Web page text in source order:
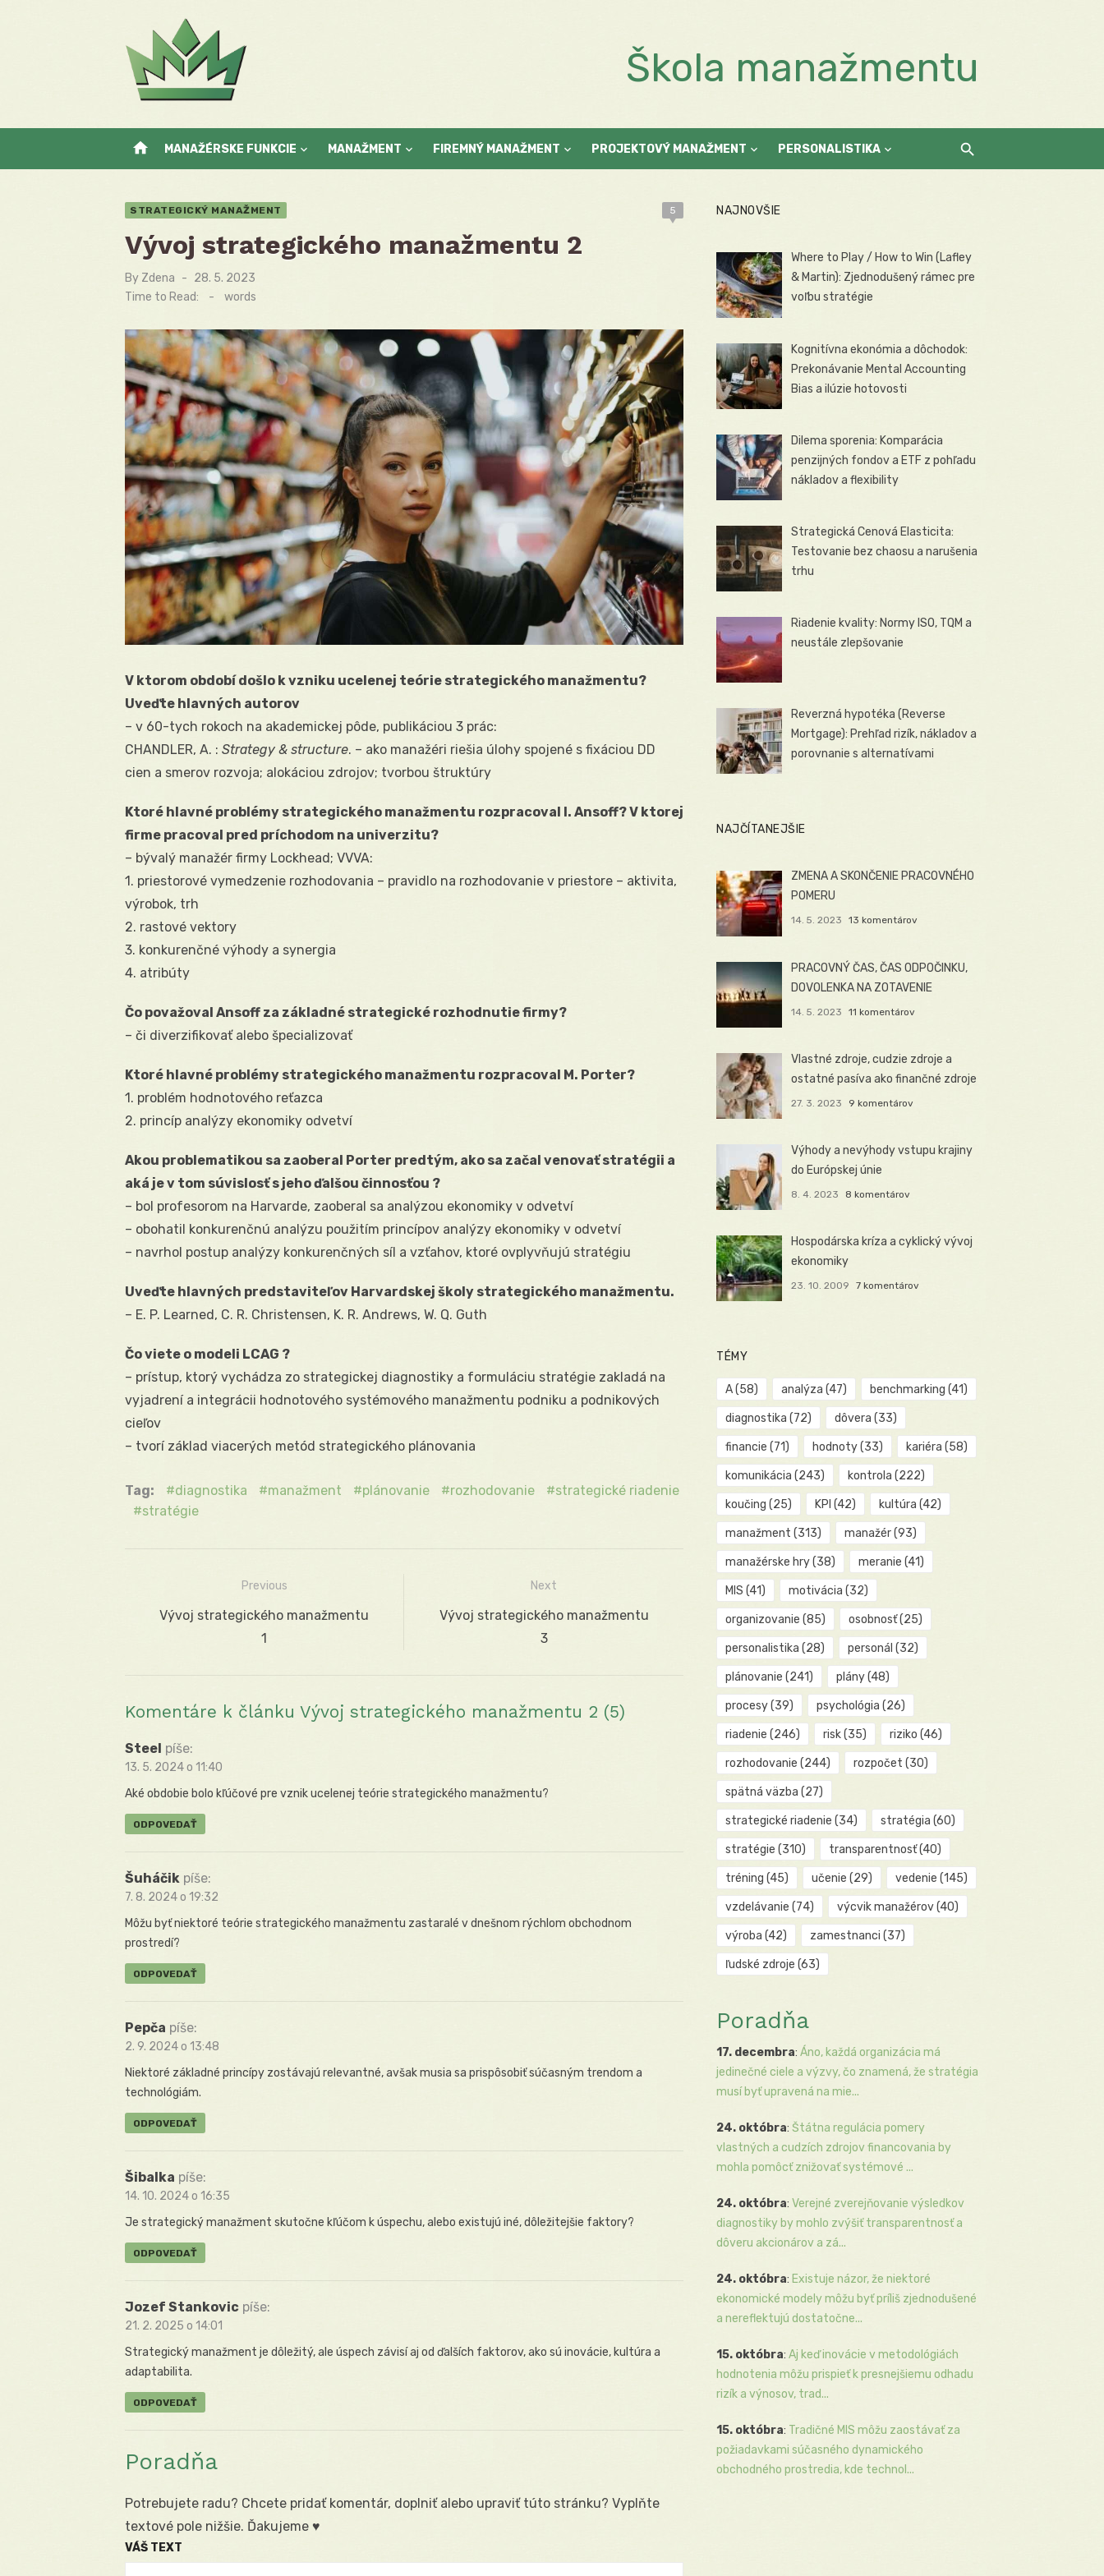
Škola manažmentu
home MANAŽÉRSKE FUNKCIE MANAŽMENT FIREMNÝ MANAŽMENT PROJEKTOVÝ MANAŽMENT PERSONALISTIKA
STRATEGICKÝ MANAŽMENT 5
Vývoj strategického manažmentu 2
By Zdena
Posted
on
28. 5. 2023
Time to Read:
- words
V ktorom období došlo k vzniku ucelenej teórie strategického manažmentu?
Uveďte hlavných autorov
– v 60-tych rokoch na akademickej pôde, publikáciou 3 prác:
CHANDLER, A. : Strategy & structure. – ako manažéri riešia úlohy spojené s fixáciou DD
cien a smerov rozvoja; alokáciou zdrojov; tvorbou štruktúry
Ktoré hlavné problémy strategického manažmentu rozpracoval I. Ansoff? V ktorej
firme pracoval pred príchodom na univerzitu?
– bývalý manažér firmy Lockhead; VVVA:
1. priestorové vymedzenie rozhodovania – pravidlo na rozhodovanie v priestore – aktivita,
výrobok, trh
2. rastové vektory
3. konkurenčné výhody a synergia
4. atribúty
Čo považoval Ansoff za základné strategické rozhodnutie firmy?
– či diverzifikovať alebo špecializovať
Ktoré hlavné problémy strategického manažmentu rozpracoval M. Porter?
1. problém hodnotového reťazca
2. princíp analýzy ekonomiky odvetví
Akou problematikou sa zaoberal Porter predtým, ako sa začal venovať stratégii a
aká je v tom súvislosť s jeho ďalšou činnosťou ?
– bol profesorom na Harvarde, zaoberal sa analýzou ekonomiky v odvetví
– obohatil konkurenčnú analýzu použitím princípov analýzy ekonomiky v odvetví
– navrhol postup analýzy konkurenčných síl a vzťahov, ktoré ovplyvňujú stratégiu
Uveďte hlavných predstaviteľov Harvardskej školy strategického manažmentu.
– E. P. Learned, C. R. Christensen, K. R. Andrews, W. Q. Guth
Čo viete o modeli LCAG ?
– prístup, ktorý vychádza zo strategickej diagnostiky a formuláciu stratégie zakladá na
vyjadrení a integrácii hodnotového systémového manažmentu podniku a podnikových
cieľov
– tvorí základ viacerých metód strategického plánovania
Tag: diagnostika manažment plánovanie rozhodovanie
strategické riadenie
stratégie
Navigácia
Previous
Previous
Vývoj strategického manažmentu
1
Next
Next
Vývoj strategického manažmentu
3
Komentáre k článku Vývoj strategického manažmentu 2 (5)
Steel píše:
13. 5. 2024 o 11:40
Aké obdobie bolo kľúčové pre vznik ucelenej teórie strategického manažmentu?
ODPOVEDAŤ
Šuháčik píše:
7. 8. 2024 o 19:32
Môžu byť niektoré teórie strategického manažmentu zastaralé v dnešnom rýchlom obchodnom
prostredí?
ODPOVEDAŤ
Pepča píše:
2. 9. 2024 o 13:48
Niektoré základné princípy zostávajú relevantné, avšak musia sa prispôsobiť súčasným trendom a
technológiám.
ODPOVEDAŤ
Šibalka píše:
14. 10. 2024 o 16:35
Je strategický manažment skutočne kľúčom k úspechu, alebo existujú iné, dôležitejšie faktory?
ODPOVEDAŤ
Jozef Stankovic píše:
21. 2. 2025 o 14:01
Strategický manažment je dôležitý, ale úspech závisí aj od ďalších faktorov, ako sú inovácie, kultúra a
adaptabilita.
ODPOVEDAŤ
Poradňa
Potrebujete radu? Chcete pridať komentár, doplniť alebo upraviť túto stránku? Vyplňte
textové pole nižšie. Ďakujeme ♥
VÁŠ TEXT
NAJNOVŠIE
Where to Play / How to Win (Lafley
& Martin): Zjednodušený rámec pre
voľbu stratégie
Kognitívna ekonómia a dôchodok:
Prekonávanie Mental Accounting
Bias a ilúzie hotovosti
Dilema sporenia: Komparácia
penzijných fondov a ETF z pohľadu
nákladov a flexibility
Strategická Cenová Elasticita:
Testovanie bez chaosu a narušenia
trhu
Riadenie kvality: Normy ISO, TQM a
neustále zlepšovanie
Reverzná hypotéka (Reverse
Mortgage): Prehľad rizík, nákladov a
porovnanie s alternatívami
NAJČÍTANEJŠIE
ZMENA A SKONČENIE PRACOVNÉHO
POMERU
14. 5. 2023 13 komentárov
PRACOVNÝ ČAS, ČAS ODPOČINKU,
DOVOLENKA NA ZOTAVENIE
14. 5. 2023 11 komentárov
Vlastné zdroje, cudzie zdroje a
ostatné pasíva ako finančné zdroje
27. 3. 2023 9 komentárov
Výhody a nevýhody vstupu krajiny
do Európskej únie
8. 4. 2023 8 komentárov
Hospodárska kríza a cyklický vývoj
ekonomiky
23. 10. 2009 7 komentárov
TÉMY
A(58) analýza (47) benchmarking (41)
diagnostika (72) dôvera (33)
financie (71) hodnoty(33) kariéra (58)
komunikácia (243) kontrola (222)
koučing (25) KPI (42) kultúra (42)
manažment (313) manažér(93)
manažérske hry(38) meranie (41)
MIS (41) motivácia (32)
organizovanie (85) osobnosť(25)
personalistika (28) personál (32)
plánovanie (241) plány(48)
procesy(39) psychológia (26)
riadenie (246) risk(35) riziko (46)
rozhodovanie (244) rozpočet (30)
spätná väzba (27)
strategické riadenie (34) stratégia (60)
stratégie (310) transparentnosť(40)
tréning (45) učenie (29) vedenie (145)
vzdelávanie (74) výcvik manažérov(40)
výroba (42) zamestnanci (37)
ľudské zdroje (63)
Poradňa
17. decembra: Áno, každá organizácia má
jedinečné ciele a výzvy, čo znamená, že stratégia
musí byť upravená na mie...
24. októbra: Štátna regulácia pomery
vlastných a cudzích zdrojov financovania by
mohla pomôcť znižovať systémové ...
24. októbra: Verejné zverejňovanie výsledkov
diagnostiky by mohlo zvýšiť transparentnosť a
dôveru akcionárov a zá...
24. októbra: Existuje názor, že niektoré
ekonomické modely môžu byť príliš zjednodušené
a nereflektujú dostatočne...
15. októbra: Aj keď inovácie v metodológiách
hodnotenia môžu prispieť k presnejšiemu odhadu
rizík a výnosov, trad...
15. októbra: Tradičné MIS môžu zaostávať za
požiadavkami súčasného dynamického
obchodného prostredia, kde technol...